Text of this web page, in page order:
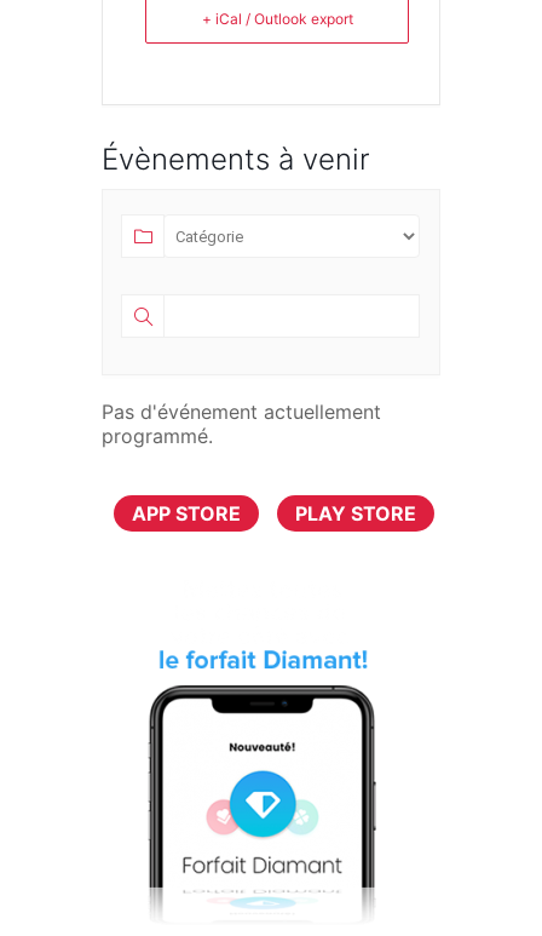
+ iCal / Outlook export
Évènements à venir
Pas d'événement actuellement
programmé.
APP STORE PLAY STORE